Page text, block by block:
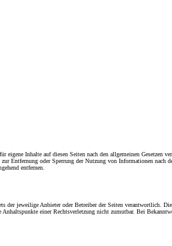
Inhalte auf diesen Seiten nach den allgemeinen Gesetzen
Entfernung oder Sperrung der Nutzung von Informationen nach
entfernen.
der jeweilige Anbieter oder Betreiber der Seiten verantwortlich.
einer Rechtsverletzung nicht zumutbar. Bei